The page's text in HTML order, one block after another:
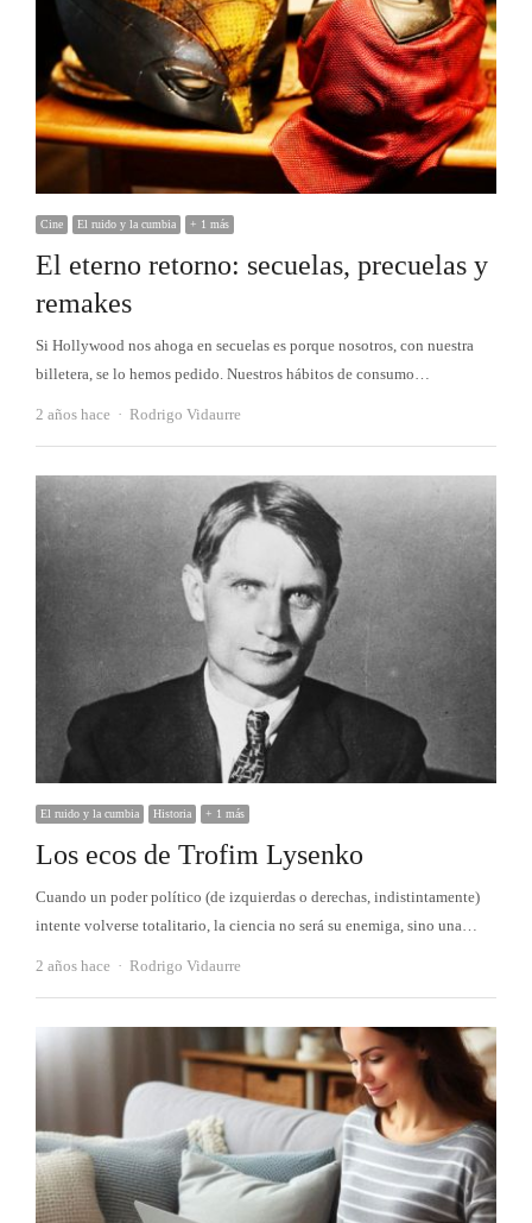
Cine El ruido y la cumbia + 1 más
El eterno retorno: secuelas, precuelas y
remakes
Si Hollywood nos ahoga en secuelas es porque nosotros, con nuestra
billetera, se lo hemos pedido. Nuestros hábitos de consumo…
2 años hace Autor
Rodrigo Vidaurre
El ruido y la cumbia Historia + 1 más
Los ecos de Trofim Lysenko
Cuando un poder político (de izquierdas o derechas, indistintamente)
intente volverse totalitario, la ciencia no será su enemiga, sino una…
2 años hace Autor
Rodrigo Vidaurre